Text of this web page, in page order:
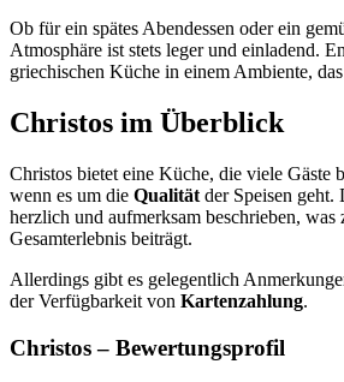
Ob für ein spätes Abendessen oder ein
Atmosphäre ist stets leger und einladend.
griechischen Küche in einem Ambiente,
Christos im Überblick
Christos bietet eine Küche, die viele Gäste
wenn es um die Qualität der Speisen geht.
herzlich und aufmerksam beschrieben, was
Gesamterlebnis beiträgt.
Allerdings gibt es gelegentlich
der Verfügbarkeit von Kartenzahlung.
Christos– Bewertungsprofil